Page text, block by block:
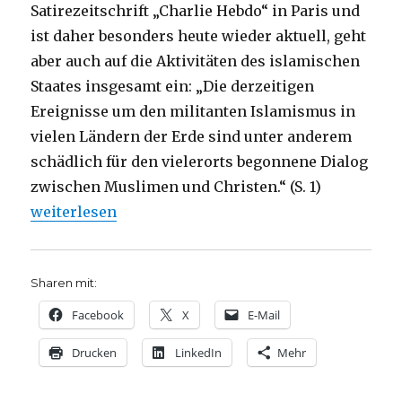
Satirezeitschrift „Charlie Hebdo“ in Paris und
ist daher besonders heute wieder aktuell, geht
aber auch auf die Aktivitäten des islamischen
Staates insgesamt ein: „Die derzeitigen
Ereignisse um den militanten Islamismus in
vielen Ländern der Erde sind unter anderem
schädlich für den vielerorts begonnene Dialog
zwischen Muslimen und Christen.“ (S. 1)
„Dialog mit Muslimen, nicht mit dem Islamismus,
weiterlesen
Sharen mit:
Facebook X E-Mail
Drucken LinkedIn Mehr